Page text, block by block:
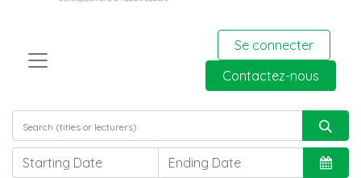
Se connecter
Contactez-nous